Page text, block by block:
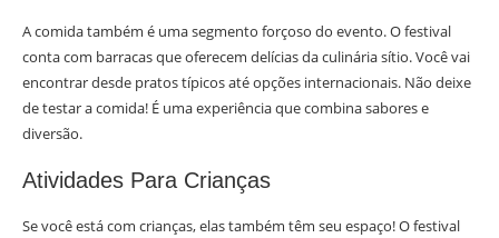
A comida também é uma segmento forçoso do evento. O festival
conta com barracas que oferecem delícias da culinária sítio. Você vai
encontrar desde pratos típicos até opções internacionais. Não deixe
de testar a comida! É uma experiência que combina sabores e
diversão.
Atividades Para Crianças
Se você está com crianças, elas também têm seu espaço! O festival